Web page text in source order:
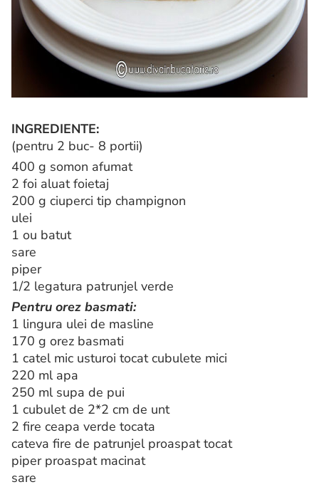
INGREDIENTE:
(pentru 2 buc- 8 portii)
400 g somon afumat
2 foi aluat foietaj
200 g ciuperci tip champignon
ulei
1 ou batut
sare
piper
1/2 legatura patrunjel verde
Pentru orez basmati:
1 lingura ulei de masline
170 g orez basmati
1 catel mic usturoi tocat cubulete mici
220 ml apa
250 ml supa de pui
1 cubulet de 2*2 cm de unt
2 fire ceapa verde tocata
cateva fire de patrunjel proaspat tocat
piper proaspat macinat
sare